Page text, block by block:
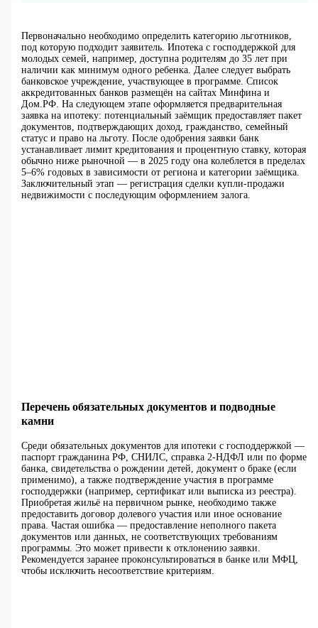
Первоначально необходимо определить категорию льготников,
под которую подходит заявитель. Ипотека с господдержкой для
молодых семей, например, доступна родителям до 35 лет при
наличии как минимум одного ребенка. Далее следует выбрать
банковское учреждение, участвующее в программе. Список
аккредитованных банков размещён на сайтах Минфина и
Дом.РФ. На следующем этапе оформляется предварительная
заявка на ипотеку: потенциальный заёмщик предоставляет пакет
документов, подтверждающих доход, гражданство, семейный
статус и право на льготу. После одобрения заявки банк
устанавливает лимит кредитования и процентную ставку, которая
обычно ниже рыночной — в 2025 году она колеблется в пределах
5–6% годовых в зависимости от региона и категории заёмщика.
Заключительный этап — регистрация сделки купли-продажи
недвижимости с последующим оформлением залога.
Перечень обязательных документов и подводные
камни
Среди обязательных документов для ипотеки с господдержкой —
паспорт гражданина РФ, СНИЛС, справка 2-НДФЛ или по форме
банка, свидетельства о рождении детей, документ о браке (если
применимо), а также подтверждение участия в программе
господдержки (например, сертификат или выписка из реестра).
Приобретая жильё на первичном рынке, необходимо также
предоставить договор долевого участия или иное основание
права. Частая ошибка — предоставление неполного пакета
документов или данных, не соответствующих требованиям
программы. Это может привести к отклонению заявки.
Рекомендуется заранее проконсультироваться в банке или МФЦ,
чтобы исключить несоответствие критериям.